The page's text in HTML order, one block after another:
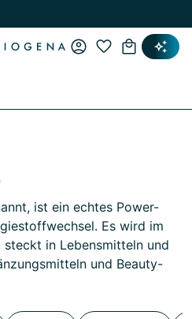
ist ein echtes Power-
Es wird im
in Lebensmitteln und
und Beauty-